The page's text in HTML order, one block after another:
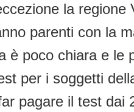
la regione
parenti con la
è poco chiara e le
per i soggetti
pagare il test dai